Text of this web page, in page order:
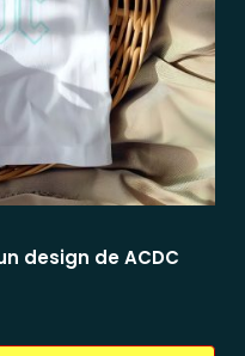
design de ACDC